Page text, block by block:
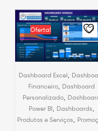
Oferta!
Dashboard Excel
Financeiro, Dashboard
Personalizado,
Power BI
Dashboards
Produtos e Serviços